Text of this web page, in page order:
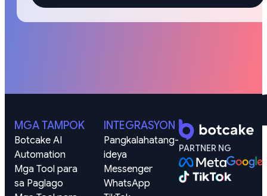
MGA TAMPOK
Botcake AI
Automation
Mga Tool para
sa Paglago
INTEGRASYON
Pangkalahatang-
ideya
Messenger
WhatsApp
PARTNER NG